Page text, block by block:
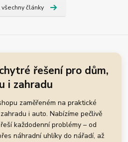
články
řešení pro dům,
i zahradu
zaměřeném na praktické
i auto. Nabízíme pečlivě
každodenní problémy – od
náhradní uhlíky do nářadí, až